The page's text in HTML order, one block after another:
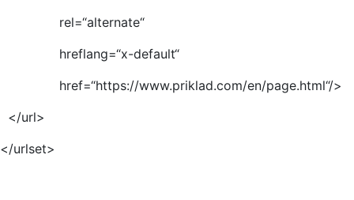
rel=“alternate“
hreflang=“x-default“
href=“https://www.priklad.com/en/page.html“/>
</url>
</urlset>